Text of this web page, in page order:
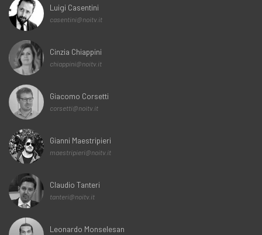
Luigi Casentini
casentini@noitv.it
Cinzia Chiappini
chiappini@noitv.it
Giacomo Corsetti
corsetti@noitv.it
Gianni Maestripieri
maestripieri@noitv.it
Claudio Tanteri
tanteri@noitv.it
Leonardo Monselesan